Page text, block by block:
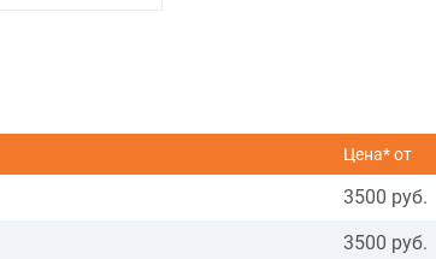
Цена* от
3500 руб.
3500 руб.